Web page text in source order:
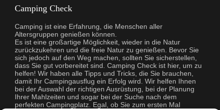
Camping Check
Camping ist eine Erfahrung, die Menschen aller
Altersgruppen genießen können.
Es ist eine großartige Möglichkeit, wieder in die Natur
zurückzukehren und die freie Natur zu genießen. Bevor Sie
sich jedoch auf den Weg machen, sollten Sie sicherstellen,
dass Sie gut vorbereitet sind. Camping Check ist hier, um zu
helfen! Wir haben alle Tipps und Tricks, die Sie brauchen,
damit Ihr Campingausflug ein Erfolg wird. Wir helfen Ihnen
bei der Auswahl der richtigen Ausrüstung, bei der Planung
Ihrer Mahlzeiten und sogar bei der Suche nach dem
perfekten Campingplatz. Egal, ob Sie zum ersten Mal